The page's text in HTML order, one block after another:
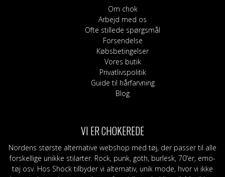
varesiden
Om chok
Arbejd med os
Ofte stillede spørgsmål
Forsendelse
Købsbetingelser
Vores butik
Privatlivspolitik
Guide til hårfarvning
Blog
VI ER CHOKEREDE
Nordens største alternative webshop med tøj, der passer til alle
forskellige unikke stilarter. Rock, punk, goth, burlesk, 70'er, emo-
tøj osv. Hos Shock tilbyder vi alternativ, unik mode, hvor vi ikke